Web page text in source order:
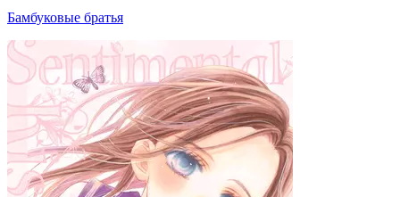
Бамбуковые братья